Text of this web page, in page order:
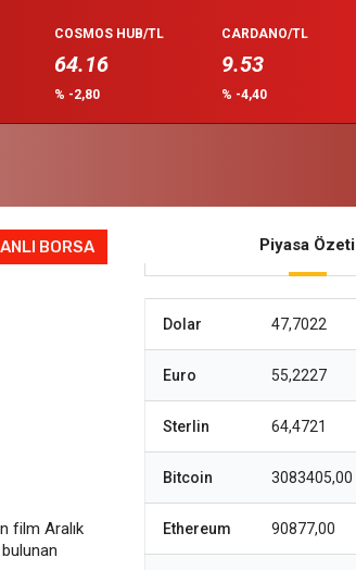
COSMOS HUB/TL
64.16
% -2,80
CARDANO/TL
9.53
% -4,40
BORSA
film Aralık
Piyasa Özeti
Dolar 47,7022
Euro 55,2227
Sterlin 64,4721
Bitcoin 3083405,00
Ethereum 90877,00